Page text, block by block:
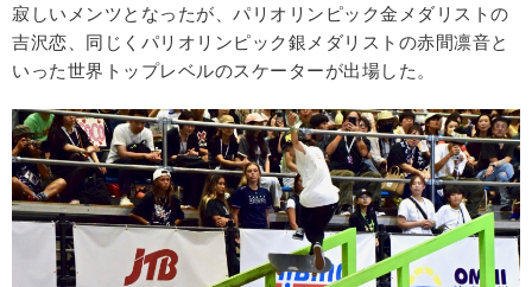
寂しいメンツとなったが、パリオリンピック金メダリストの
吉沢恋、同じくパリオリンピック銀メダリストの赤間凛音と
いった世界トップレベルのスケーターが出場した。